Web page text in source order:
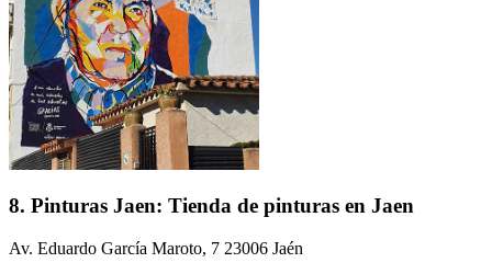
8. Pinturas Jaen: Tienda de pinturas en Jaen
Av. Eduardo García Maroto, 7 23006 Jaén